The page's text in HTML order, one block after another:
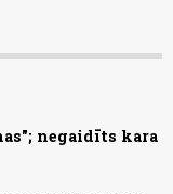
negaidīts kara